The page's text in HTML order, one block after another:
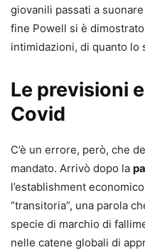
giovanili passati a
fine Powell si è
intimidazioni, di quanto lo
Le previsioni
Covid
C’è un errore, però, che
mandato. Arrivò dopo la
l’establishment
“transitoria”, una parola
specie di marchio di
nelle catene globali di